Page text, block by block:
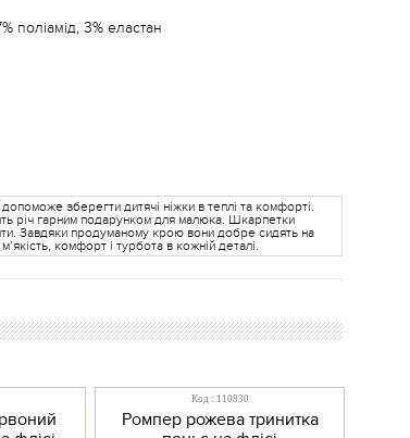
поліамід, 3% еластан
зберегти дитячі ніжки в теплі та комфорті.
річ гарним подарунком для малюка. Шкарпетки
Завдяки продуманому крою вони добре сидять на
комфорт і турбота в кожній деталі.
Код : 110830
Ромпер рожева тринитка